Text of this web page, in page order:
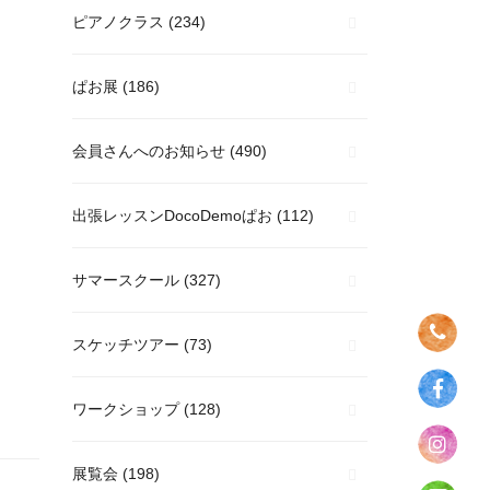
ピアノクラス (234)
ぱお展 (186)
会員さんへのお知らせ (490)
出張レッスンDocoDemoぱお (112)
サマースクール (327)
スケッチツアー (73)
ワークショップ(128)
展覧会 (198)